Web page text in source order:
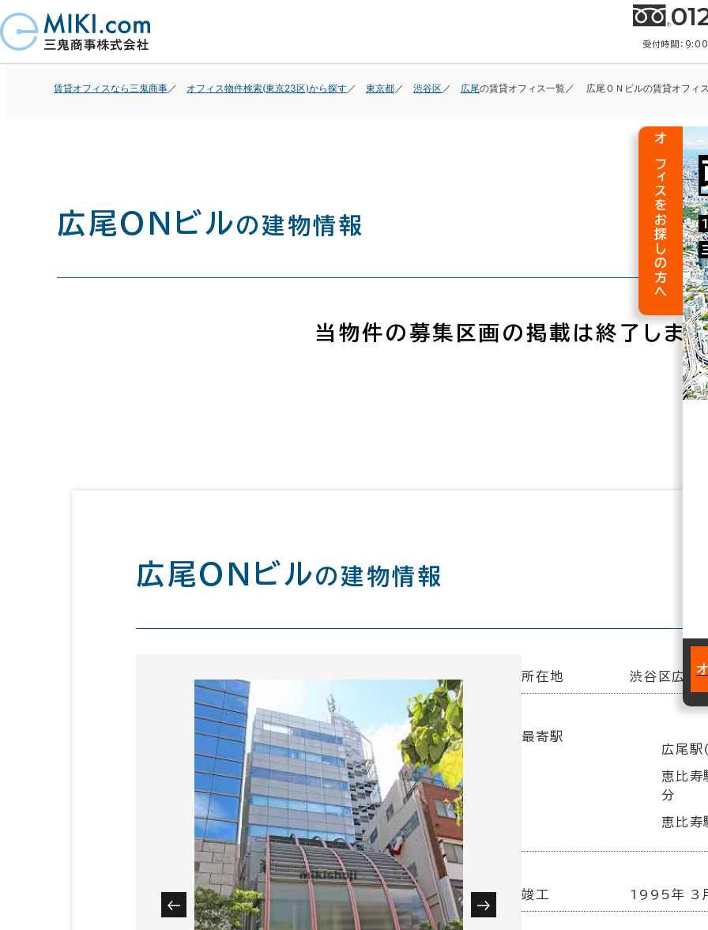
受付時間：
賃貸オフィスなら三鬼商事 オフィス物件検索(東京23区)から探す 東京都 渋谷区 広尾の賃貸オフィス一覧 広尾ＯＮビルの賃貸オフィ
広尾ＯＮビルの建物情報
当物件の募集区画の掲載は終了しまし
広尾ＯＮビルの建物情報
所在地 渋谷区広
最寄駅
広尾
恵比
分
恵比
竣工 1995年 3
オフィスをお探しの方へ